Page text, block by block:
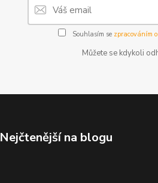
Souhlasím se zpracováním
Můžete se kdykoli
Nejčtenější na blogu